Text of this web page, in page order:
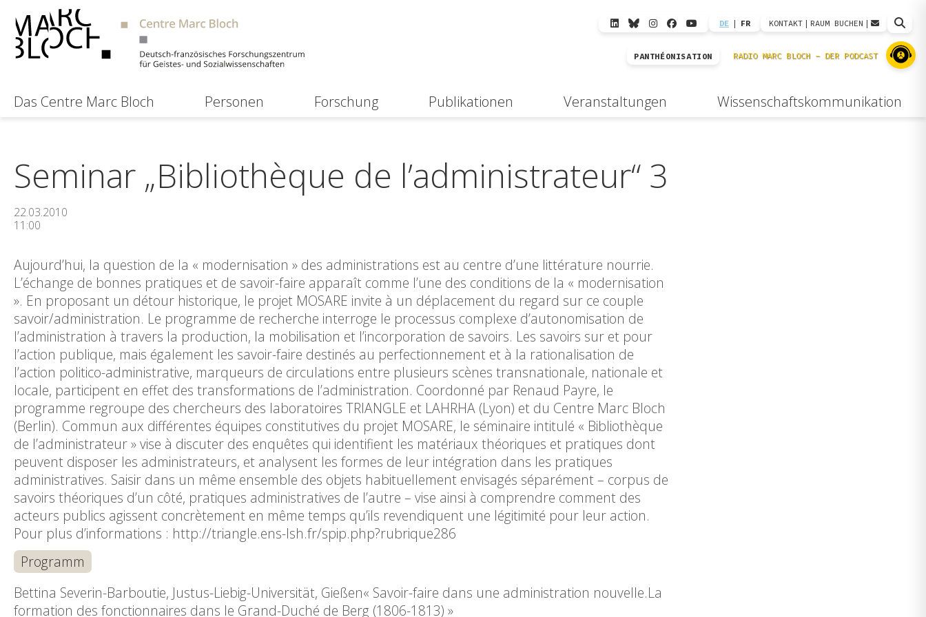
DE | FR KONTAKT | RAUM BUCHEN |
PANTHÉONISATION
Das Centre Marc Bloch Personen Forschung Publikationen Veranstaltungen Wissenschaftskommunikation
Seminar „Bibliothèque de l’administrateur“ 3
22.03.2010
11:00
Aujourd’hui, la question de la « modernisation » des administrations est au centre d’une littérature nourrie.
L’échange de bonnes pratiques et de savoir-faire apparaît comme l’une des conditions de la « modernisation
». En proposant un détour historique, le projet MOSARE invite à un déplacement du regard sur ce couple
savoir/administration. Le programme de recherche interroge le processus complexe d’autonomisation de
l’administration à travers la production, la mobilisation et l’incorporation de savoirs. Les savoirs sur et pour
l’action publique, mais également les savoir-faire destinés au perfectionnement et à la rationalisation de
l’action politico-administrative, marqueurs de circulations entre plusieurs scènes transnationale, nationale et
locale, participent en effet des transformations de l’administration. Coordonné par Renaud Payre, le
programme regroupe des chercheurs des laboratoires TRIANGLE et LAHRHA (Lyon) et du Centre Marc Bloch
(Berlin). Commun aux différentes équipes constitutives du projet MOSARE, le séminaire intitulé « Bibliothèque
de l’administrateur » vise à discuter des enquêtes qui identifient les matériaux théoriques et pratiques dont
peuvent disposer les administrateurs, et analysent les formes de leur intégration dans les pratiques
administratives. Saisir dans un même ensemble des objets habituellement envisagés séparément – corpus de
savoirs théoriques d’un côté, pratiques administratives de l’autre – vise ainsi à comprendre comment des
acteurs publics agissent concrètement en même temps qu’ils revendiquent une légitimité pour leur action.
Pour plus d’informations : http://triangle.ens-lsh.fr/spip.php?rubrique286
Programm
Bettina Severin-Barboutie, Justus-Liebig-Universität, Gießen« Savoir-faire dans une administration nouvelle.La
formation des fonctionnaires dans le Grand-Duché de Berg (1806-1813) »